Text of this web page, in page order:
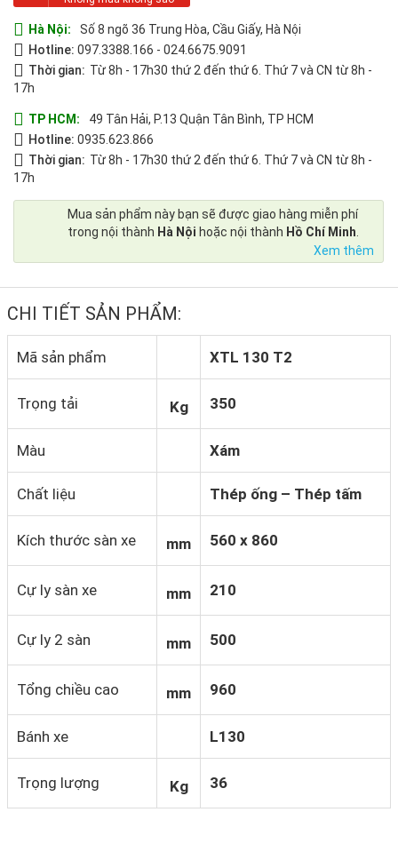
Hà Nội:
Số 8 ngõ 36 Trung Hòa, Cầu Giấy, Hà Nội
Hotline: 097.3388.166 - 024.6675.9091
Thời gian: Từ 8h - 17h30 thứ 2 đến thứ 6. Thứ 7 và CN từ 8h -
17h
TP HCM:
49 Tân Hải, P.13 Quận Tân Bình, TP HCM
Hotline: 0935.623.866
Thời gian: Từ 8h - 17h30 thứ 2 đến thứ 6. Thứ 7 và CN từ 8h -
17h
Mua sản phẩm này bạn sẽ được giao hàng miễn phí
trong nội thành Hà Nội hoặc nội thành Hồ Chí Minh.
Xem thêm
CHI TIẾT SẢN PHẨM:
Mã sản phẩm XTL 130 T2
Trọng tải Kg 350
Màu Xám
Chất liệu Thép ống – Thép tấm
Kích thước sàn xe mm 560 x 860
Cự ly sàn xe mm 210
Cự ly 2 sàn mm 500
Tổng chiều cao mm 960
Bánh xe L130
Trọng lượng Kg 36